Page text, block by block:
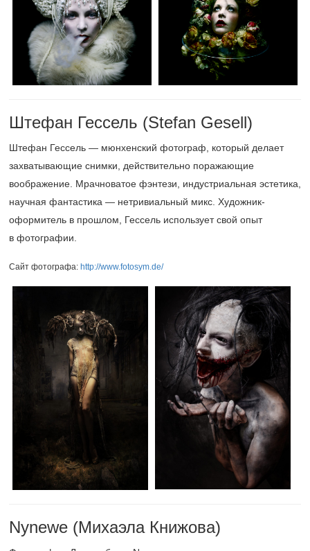
Штефан Гессель (Stefan Gesell)
Штефан Гессель — мюнхенский фотограф, который делает
захватывающие снимки, действительно поражающие
воображение. Мрачноватое фэнтези, индустриальная эстетика,
научная фантастика — нетривиальный микс. Художник-
оформитель в прошлом, Гессель использует свой опыт
в фотографии.
Сайт фотографа: http://www.fotosym.de/
Nynewe (Михаэла Книжова)